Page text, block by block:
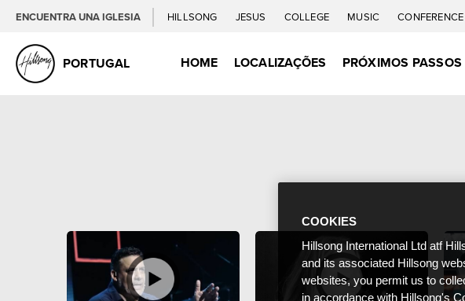
ENCUENTRA UNA IGLESIA HILLSONG JESUS COLLEGE MUSIC CONFERENCE
PORTUGAL HOME LOCALIZAÇÕES PRÓXIMOS PASSOS
COOKIES
Hillsong International Ltd atf
and its associated Hillsong
websites, you permit us to
in accordance with Hillsong's